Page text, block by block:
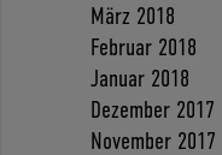
März 2018
Februar 2018
Januar 2018
Dezember 2017
November 2017